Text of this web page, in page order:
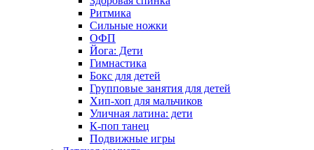
Ритмика
Сильные ножки
ОФП
Йога: Дети
Гимнастика
Бокс для детей
Групповые занятия для детей
Хип-хоп для мальчиков
Уличная латина: дети
К-поп танец
Подвижные игры